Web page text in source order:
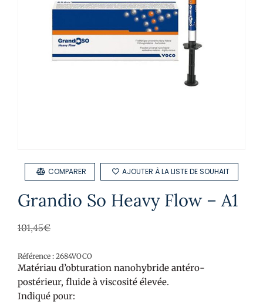
AJOUTER À LA LISTE DE SOUHAIT
COMPARER
Grandio So Heavy Flow – A1
101,45€
Référence : 2684VOCO
Matériau d’obturation nanohybride antéro-
postérieur, fluide à viscosité élevée.
Indiqué pour: